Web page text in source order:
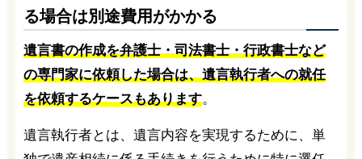
る場合は別途費用がかかる
遺言書の作成を弁護士・司法書士・行政書士など
の専門家に依頼した場合は、遺言執行者への就任
を依頼するケースもあります。
遺言執行者とは、遺言内容を実現するために、単